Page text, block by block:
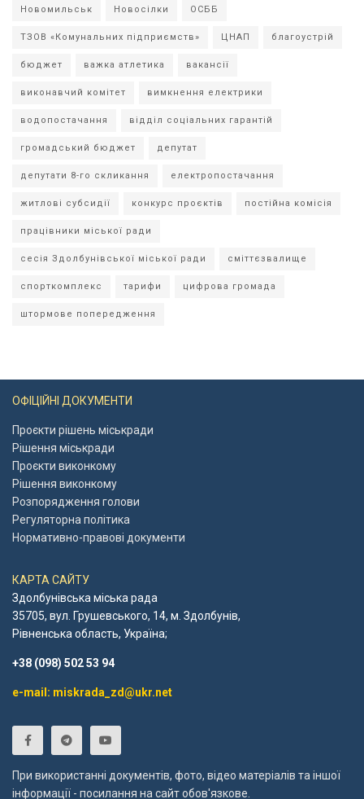
Новомильськ Новосілки ОСББ
ТЗОВ «Комунальних підприємств» ЦНАП благоустрій
бюджет важка атлетика вакансії
виконавчий комітет вимкнення електрики
водопостачання відділ соціальних гарантій
громадський бюджет депутат
депутати 8-го скликання електропостачання
житлові субсидії конкурс проєктів постійна комісія
працівники міської ради
сесія Здолбунівської міської ради сміттєзвалище
спорткомплекс тарифи цифрова громада
штормове попередження
ОФІЦІЙНІ ДОКУМЕНТИ
Проєкти рішень міськради
Рішення міськради
Проєкти виконкому
Рішення виконкому
Розпорядження голови
Регуляторна політика
Нормативно-правові документи
КАРТА САЙТУ
Здолбунівська міська рада
35705, вул. Грушевського, 14, м. Здолбунів,
Рівненська область, Україна;
+38 (098) 502 53 94
e-mail: miskrada_zd@ukr.net
При використанні документів, фото, відео матеріалів та іншої
інформації - посилання на сайт обов'язкове.